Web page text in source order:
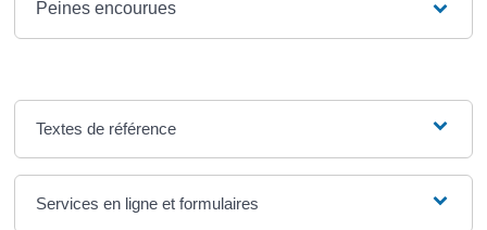
Peines encourues
Textes de référence
Services en ligne et formulaires